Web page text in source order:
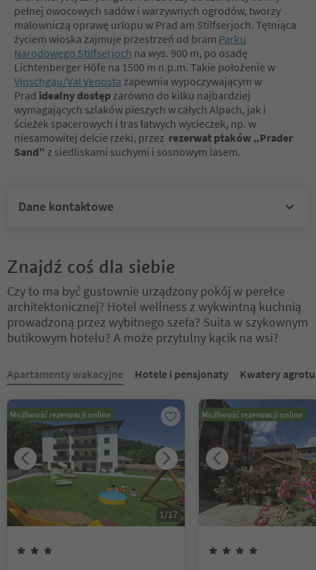
pełnej owocowych sadów i warzywnych ogrodów, tworzy
malowniczą oprawę urlopu w Prad am Stilfserjoch. Tętniąca
życiem wioska zajmuje przestrzeń od bram Parku
Narodowego Stilfserjoch na wys. 900 m, po osadę
Lichtenberger Höfe na 1500 m n.p.m. Takie położenie w
Vinschgau/Val Venosta zapewnia wypoczywającym w
Prad idealny dostęp zarówno do kilku najbardziej
wymagających szlaków pieszych w całych Alpach, jak i
ścieżek spacerowych i tras łatwych wycieczek, np. w
niesamowitej delcie rzeki, przez rezerwat ptaków „Prader
Sand” z siedliskami suchymi i sosnowym lasem.
Dane kontaktowe
Znajdź coś dla siebie
Czy to ma być gustownie urządzony pokój w perełce
architektonicznej? Hotel wellness z wykwintną kuchnią
prowadzoną przez wybitnego szefa? Suita w szykownym
butikowym hotelu? A może przytulny kącik na wsi?
Apartamenty wakacyjne Hotele i pensjonaty Kwatery
Możliwość rezerwacji online
1 /17
Możliwość rezerwacji online